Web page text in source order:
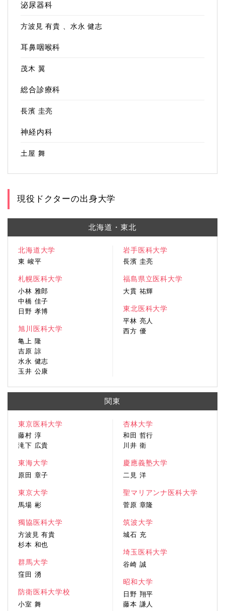
泌尿器科
方波見 有貴 、水永 健志
耳鼻咽喉科
茂木 翼
総合診療科
長濱 圭亮
神経内科
土屋 舞
現役ドクターの出身大学
北海道・東北
北海道大学
東 峻平
札幌医科大学
小林 雅郎
中橋 佳子
日野 孝博
旭川医科大学
亀上 隆
吉原 諒
水永 健志
玉井 公康
岩手医科大学
長濱 圭亮
福島県立医科大学
大貫 祐輝
東北医科大学
平林 亮人
西方 優
関東
東京医科大学
藤村 淳
滝下 広貴
東海大学
原田 章子
東京大学
馬場 彬
獨協医科大学
方波見 有貴
杉本 和也
群馬大学
窪田 湧
防衛医科大学校
小室 舞
杏林大学
和田 哲行
川井 衛
慶應義塾大学
二見 洋
聖マリアンナ医科大学
菅原 章隆
筑波大学
城石 充
埼玉医科大学
谷崎 誠
昭和大学
日野 翔平
藤本 謙人